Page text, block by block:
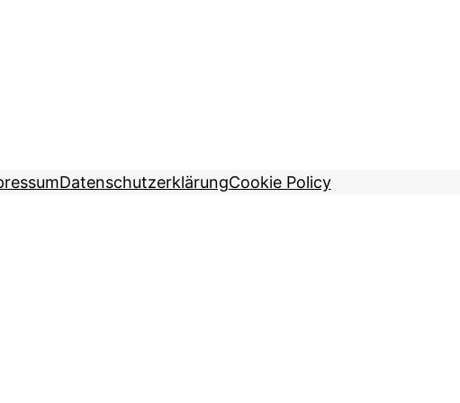
DatenschutzerklärungCookie Policy